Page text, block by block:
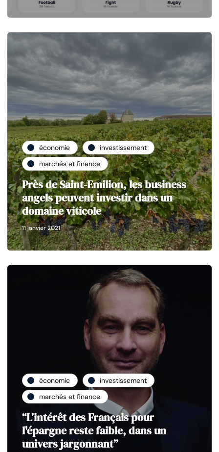
économie
investissement
marchés et finance
Près de Saint-Emilion, les business
angels peuvent investir dans un
domaine viticole
11 janvier 2021
économie
investissement
marchés et finance
“L’intérêt des Français pour
l'épargne reste faible, dans un
univers jargonnant”